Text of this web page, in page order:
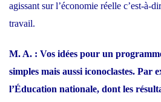
agissant sur l’économie réelle c’est-à-
travail.
M. A. : Vos idées pour un
simples mais aussi iconoclastes. Par
l’Éducation nationale, dont les